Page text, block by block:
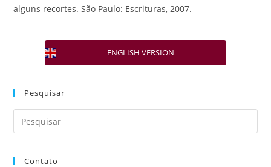
alguns recortes. São Paulo: Escrituras, 2007.
ENGLISH VERSION
Pesquisar
Contato